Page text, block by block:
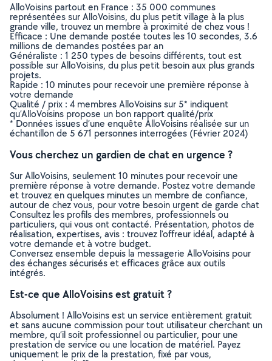
AlloVoisins partout en France : 35 000 communes
représentées sur AlloVoisins, du plus petit village à la plus
grande ville, trouvez un membre à proximité de chez vous !
Efficace : Une demande postée toutes les 10 secondes, 3.6
millions de demandes postées par an
Généraliste : 1 250 types de besoins différents, tout est
possible sur AlloVoisins, du plus petit besoin aux plus grands
projets.
Rapide : 10 minutes pour recevoir une première réponse à
votre demande
Qualité / prix : 4 membres AlloVoisins sur 5* indiquent
qu’AlloVoisins propose un bon rapport qualité/prix
* Données issues d’une enquête AlloVoisins réalisée sur un
échantillon de 5 671 personnes interrogées (Février 2024)
Vous cherchez un gardien de chat en urgence ?
Sur AlloVoisins, seulement 10 minutes pour recevoir une
première réponse à votre demande. Postez votre demande
et trouvez en quelques minutes un membre de confiance,
autour de chez vous, pour votre besoin urgent de garde chat
Consultez les profils des membres, professionnels ou
particuliers, qui vous ont contacté. Présentation, photos de
réalisation, expertises, avis : trouvez l'offreur idéal, adapté à
votre demande et à votre budget.
Conversez ensemble depuis la messagerie AlloVoisins pour
des échanges sécurisés et efficaces grâce aux outils
intégrés.
Est-ce que AlloVoisins est gratuit ?
Absolument ! AlloVoisins est un service entièrement gratuit
et sans aucune commission pour tout utilisateur cherchant un
membre, qu’il soit professionnel ou particulier, pour une
prestation de service ou une location de matériel. Payez
uniquement le prix de la prestation, fixé par vous,